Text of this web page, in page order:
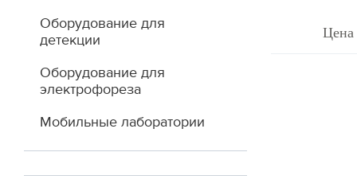
Оборудование для
детекции
Оборудование для
электрофореза
Мобильные лаборатории
Цена